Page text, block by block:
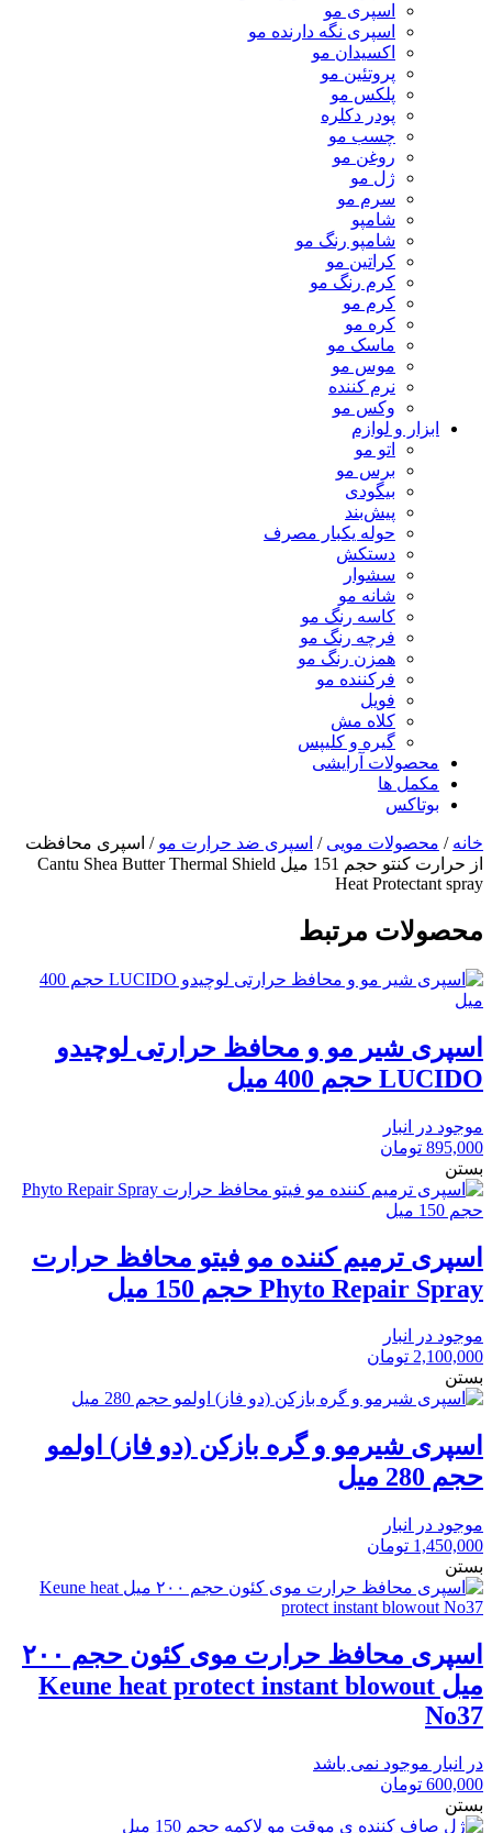
اسپری مو
اسپری نگه دارنده مو
اکسیدان مو
پروتئین مو
پلکس مو
پودر دکلره
چسب مو
روغن مو
ژل مو
سرم مو
شامپو
شامپو رنگ مو
کراتین مو
کرم رنگ مو
کرم مو
کره مو
ماسک مو
موس مو
نرم کننده
وکس مو
ابزار و لوازم
اتو مو
برس مو
بیگودی
پیش‌بند
حوله یکبار مصرف
دستکش
سشوار
شانه مو
کاسه رنگ مو
فرچه رنگ مو
همزن رنگ مو
فرکننده مو
فویل
کلاه مش
گیره و کلیپس
محصولات آرایشی
مکمل ها
بوتاکس
خانه / محصولات مویی / اسپری ضد حرارت مو / اسپری محافظت
از حرارت کنتو حجم 151 میل Cantu Shea Butter Thermal Shield
Heat Protectant spray
محصولات مرتبط
اسپری شیر مو و محافظ حرارتی لوچیدو
LUCIDO حجم 400 میل
موجود در انبار
895,000 تومان
بستن
اسپری ترمیم کننده مو فیتو محافظ حرارت
Phyto Repair Spray حجم 150 میل
موجود در انبار
2,100,000 تومان
بستن
اسپری شیرمو و گره بازکن (دو فاز) اولمو
حجم 280 میل
موجود در انبار
1,450,000 تومان
بستن
اسپری محافظ حرارت موی کئون حجم ۲۰۰
میل Keune heat protect instant blowout
No37
در انبار موجود نمی باشد
600,000 تومان
بستن